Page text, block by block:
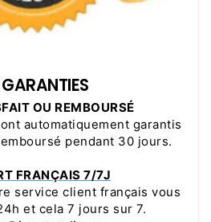
GARANTIES
OU REMBOURSÉ
automatiquement garantis
pendant 30 jours.
FRANÇAIS 7/7J
service client français vous
et cela 7 jours sur 7.